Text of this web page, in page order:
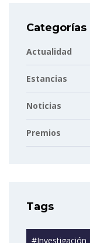
Categorías
Actualidad
Estancias
Noticias
Premios
Tags
#investigación